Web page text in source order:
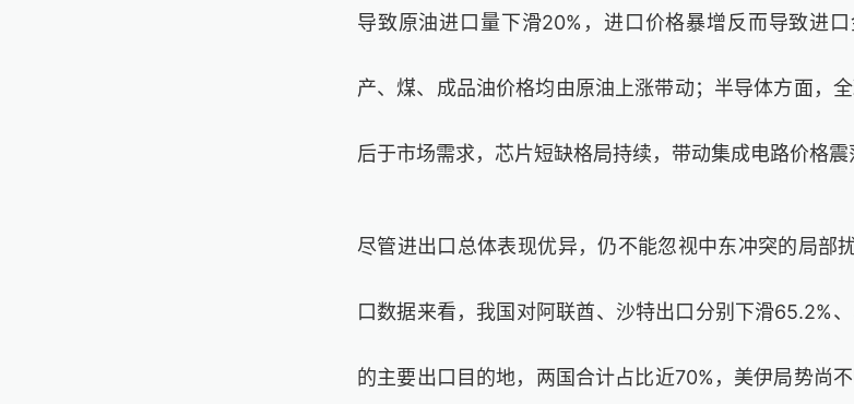
导致原油进口量下滑20%，进口价格暴增反而导致进口
产、煤、成品油价格均由原油上涨带动；半导体方面，
后于市场需求，芯片短缺格局持续，带动集成电路价格震
尽管进出口总体表现优异，仍不能忽视中东冲突的局部
口数据来看，我国对阿联酋、沙特出口分别下滑65.2%
的主要出口目的地，两国合计占比近70%，美伊局势尚